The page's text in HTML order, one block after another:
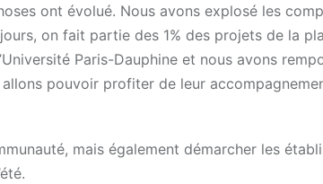
ont évolué. Nous avons explosé les
on fait partie des 1% des projets de la
Paris-Dauphine et nous avons
pouvoir profiter de leur
mais également démarcher les